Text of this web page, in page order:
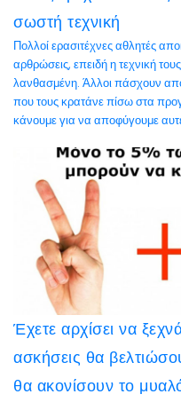
σωστή τεχνική
Πολλοί ερασιτέχνες αθλητές
αρθρώσεις, επειδή η τεχνική
λανθασμένη. Άλλοι πάσχουν
που τους κρατάνε πίσω στα
κάνουμε για να αποφύγουμε
Έχετε αρχίσει να
ασκήσεις θα
θα ακονίσουν το